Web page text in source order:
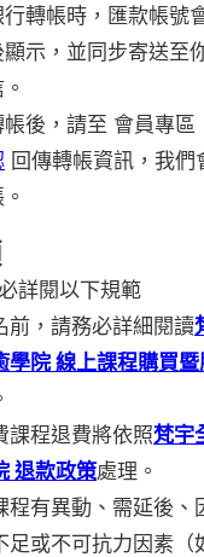
轉帳時，匯款帳號
顯示，並同步寄送至
帳後，請至 會員專
回傳轉帳資訊，我們
詳閱以下規範
前，請務必詳細閱讀
學院 線上課程購買
課程退費將依照梵宇
退款政策處理。
程有異動、需延後、
足或不可抗力因素（